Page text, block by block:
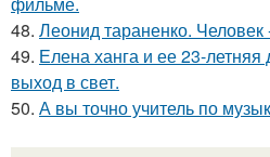
48. Леонид тараненко. Человек
49. Елена ханга и ее 23-
выход в свет.
50. А вы точно учитель по